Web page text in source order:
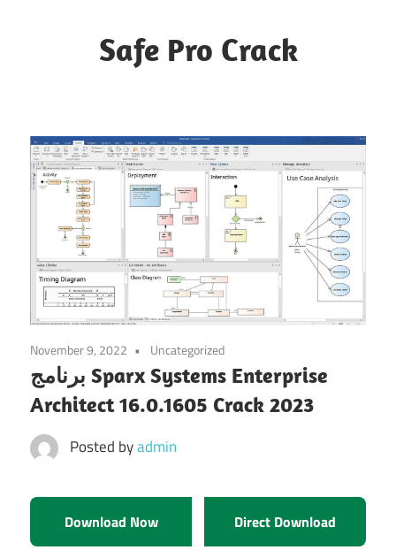
Safe Pro Crack
November 9, 2022 Uncategorized
برنامج Sparx Systems Enterprise
Architect 16.0.1605 Crack 2023
Posted byadmin
Download Now Direct Download